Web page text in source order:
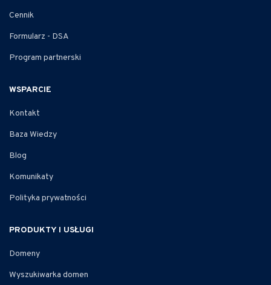
Cennik
Formularz - DSA
Program partnerski
WSPARCIE
Kontakt
Baza Wiedzy
Blog
Komunikaty
Polityka prywatności
PRODUKTY I USŁUGI
Domeny
Wyszukiwarka domen